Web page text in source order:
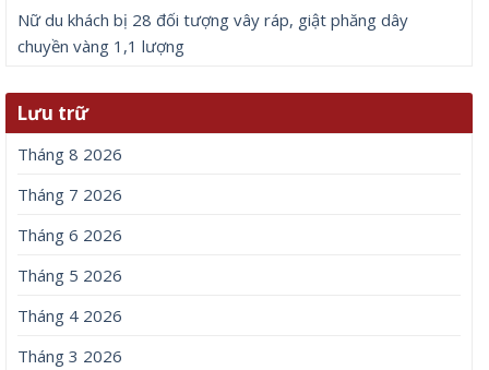
Nữ du khách bị 28 đối tượng vây ráp, giật phăng dây
chuyền vàng 1,1 lượng
Lưu trữ
Tháng 8 2026
Tháng 7 2026
Tháng 6 2026
Tháng 5 2026
Tháng 4 2026
Tháng 3 2026